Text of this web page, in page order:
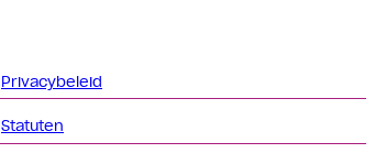
Privacybeleid
Statuten